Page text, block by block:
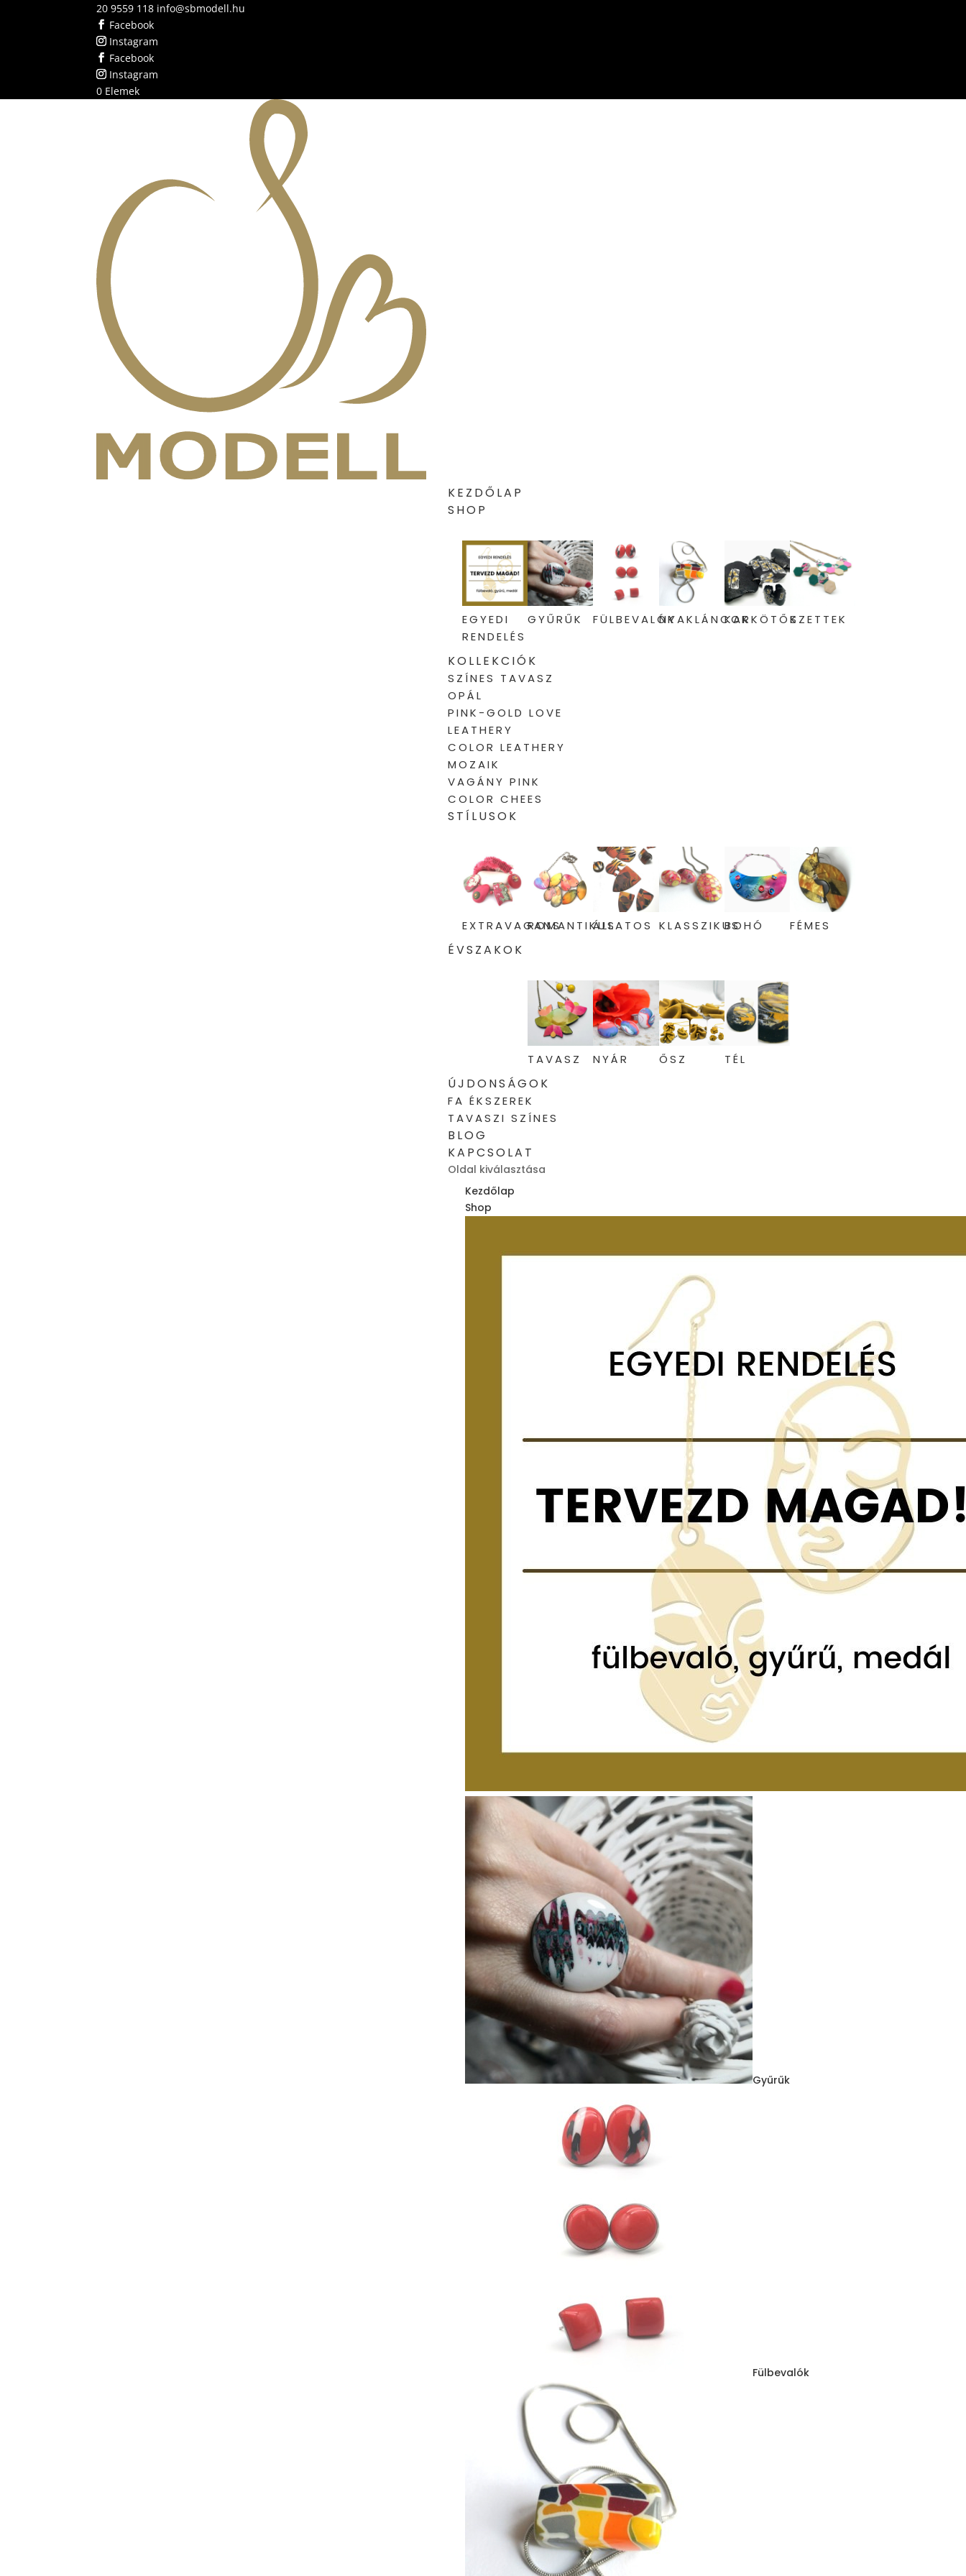
20 9559 118 info@sbmodell.hu
Facebook
Instagram
Facebook
Instagram
0 Elemek
KEZDŐLAP
SHOP
EGYEDI
RENDELÉS
GYŰRŰK FÜLBEVALÓKNYAKLÁNCOKKARKÖTŐKSZETTEK
KOLLEKCIÓK
SZÍNES TAVASZ
OPÁL
PINK-GOLD LOVE
LEATHERY
COLOR LEATHERY
MOZAIK
VAGÁNY PINK
COLOR CHEES
STÍLUSOK
EXTRAVAGANSROMANTIKUSÁLLATOS KLASSZIKUSBOHÓ FÉMES
ÉVSZAKOK
TAVASZ NYÁR ŐSZ TÉL
ÚJDONSÁGOK
FA ÉKSZEREK
TAVASZI SZÍNES
BLOG
KAPCSOLAT
Oldal kiválasztása
Kezdőlap
Shop
Gyűrűk
Fülbevalók